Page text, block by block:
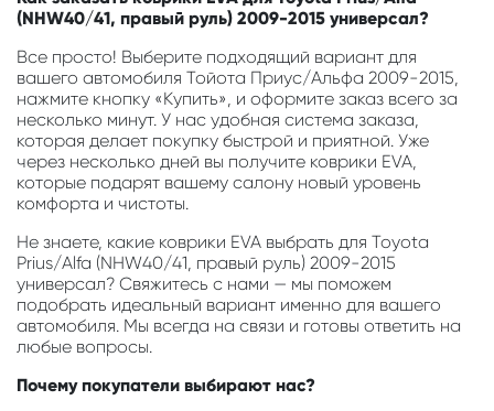
(NHW40/41, правый руль) 2009-2015 универсал?
Все просто! Выберите подходящий вариант для
вашего автомобиля Тойота Приус/Альфа 2009-2015,
нажмите кнопку «Купить», и оформите заказ всего за
несколько минут. У нас удобная система заказа,
которая делает покупку быстрой и приятной. Уже
через несколько дней вы получите коврики EVA,
которые подарят вашему салону новый уровень
комфорта и чистоты.
Не знаете, какие коврики EVA выбрать для Toyota
Prius/Alfa (NHW40/41, правый руль) 2009-2015
универсал? Свяжитесь с нами — мы поможем
подобрать идеальный вариант именно для вашего
автомобиля. Мы всегда на связи и готовы ответить на
любые вопросы.
Почему покупатели выбирают нас?